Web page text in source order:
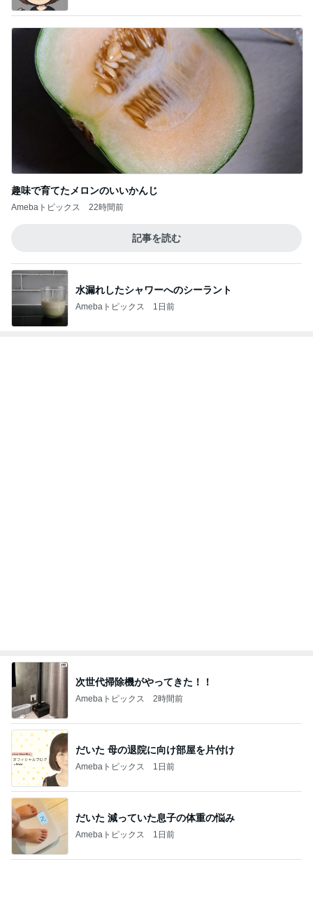
趣味で育てたメロンのいいかんじ
Amebaトピックス 22時間前
記事を読む
水漏れしたシャワーへのシーラント
Amebaトピックス 1日前
俺のせいで彼女が辛かったとの話